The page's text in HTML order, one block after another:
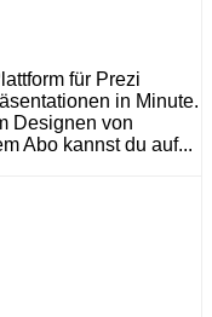
für Prezi
in Minute.
Designen von
Abo kannst du auf...